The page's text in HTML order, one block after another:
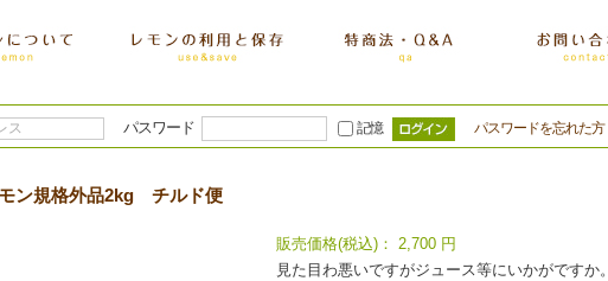
パスワード 記憶 パスワードを忘れた方
ン規格外品2kg チルド便
販売価格(税込)： 2,700 円
見た目わ悪いですがジュース等にいかがですか。